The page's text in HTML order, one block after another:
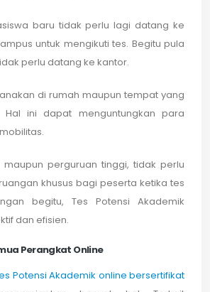
baru tidak perlu lagi datang ke
untuk mengikuti tes. Begitu pula
perlu datang ke kantor.
di rumah maupun tempat yang
Hal ini dapat menguntungkan para
perguruan tinggi, tidak perlu
khusus bagi peserta ketika tes
begitu, Tes Potensi Akademik
dan efisien.
Perangkat Online
Potensi Akademik online bersertifikat